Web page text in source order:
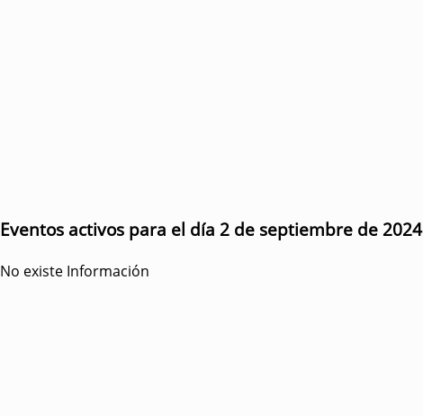
Eventos activos para el día 2 de septiembre de 2024
No existe Información